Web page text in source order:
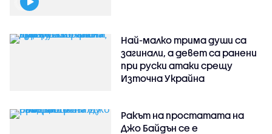
Най-малко трима души са
загинали, а девет са ранени
при руски атаки срещу
Източна Украйна
Ракът на простатата на
Джо Байдън се е